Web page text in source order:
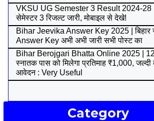
VKSU UG Semester 3 Result 2024-28
सेमेस्टर 3 रिजल्ट जारी, मोबाइल से देखे!
Bihar Jeevika Answer Key 2025 | बिहार
Answer Key अभी अभी जारी सभी पोस्ट का
Bihar Berojgari Bhatta Online 2025 |
स्नातक पास को मिलेगा प्रतिमाह ₹1,000,
आवेदन : Very Useful
Category